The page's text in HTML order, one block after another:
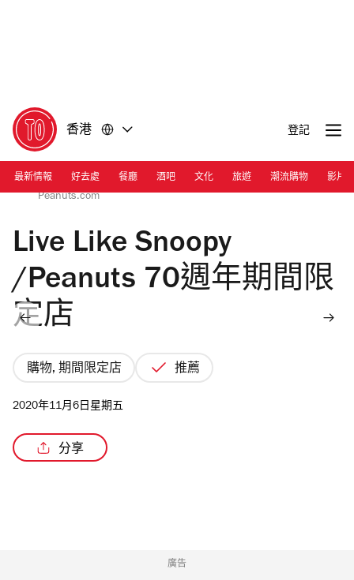
香港 登記
最新情報 好去處 餐廳 酒吧 文化 旅遊 潮流購物 影片
Photograph: Courtesy 2020 Peanuts Worldwide LLC,
Peanuts.com
Live Like Snoopy
/Peanuts 70週年期間限
定店
購物, 期間限定店 推薦
2020年11月6日星期五
分享
廣告